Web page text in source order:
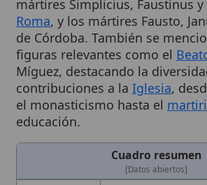
figuras relevantes como elBeato
Míguez, destacando la diversidad de
contribuciones a laIglesia, desde
el monasticismo hasta elmartirioy
educación.
Cuadro resumen
Persona
c. 405/410. c. 490/495